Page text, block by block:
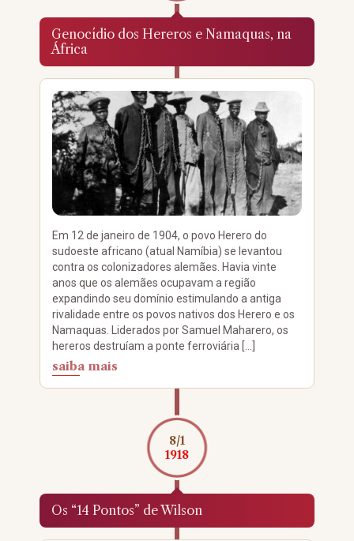
Genocídio dos Hereros e Namaquas, na
África
Em 12 de janeiro de 1904, o povo Herero do
sudoeste africano (atual Namíbia) se levantou
contra os colonizadores alemães. Havia vinte
anos que os alemães ocupavam a região
expandindo seu domínio estimulando a antiga
rivalidade entre os povos nativos dos Herero e os
Namaquas. Liderados por Samuel Maharero, os
hereros destruíam a ponte ferroviária […]
saiba mais
Os “14 Pontos” de Wilson
8/1
1918